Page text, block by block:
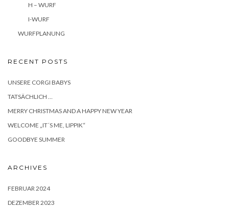
H – WURF
I-WURF
WURFPLANUNG
RECENT POSTS
UNSERE CORGI BABYS
TATSÄCHLICH …
MERRY CHRISTMAS AND A HAPPY NEW YEAR
WELCOME „IT´S ME, LIPPIK“
GOODBYE SUMMER
ARCHIVES
FEBRUAR 2024
DEZEMBER 2023